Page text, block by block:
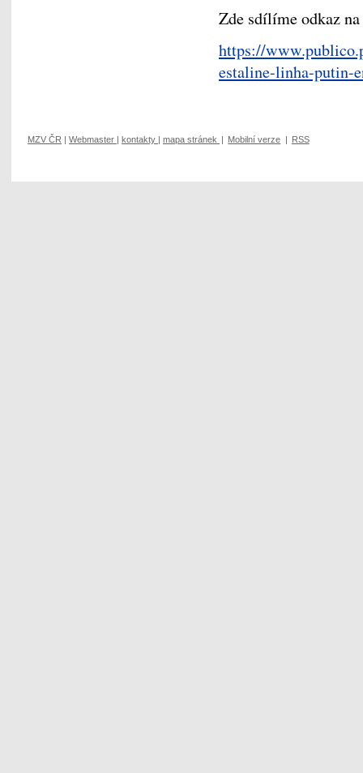
Zde sdílíme odkaz
https://
estaline-linha-putin-
MZV ČR | Webmaster | kontakty | mapa stránek | Mobilní verze | RSS